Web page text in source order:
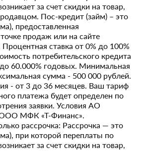
за счет скидки на товар,
Пос-кредит (займ) – это
предоставленная
продаж или на сайте
Процентная ставка от 0% до 100%
потребительского кредита
60.000% годовых. Минимальная
сумма - 500 000 рублей.
- от 3 до 36 месяцев. Ваш тариф
платежа будет определен по
заявки. Условия АО
ООО МФК «Т-Финанс».
рассрочка: Рассрочка — это
при которой переплаты по
за счет скидки на товар,